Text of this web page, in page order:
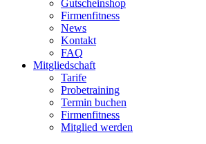
Gutscheinshop
Firmenfitness
News
Kontakt
FAQ
Mitgliedschaft
Tarife
Probetraining
Termin buchen
Firmenfitness
Mitglied werden